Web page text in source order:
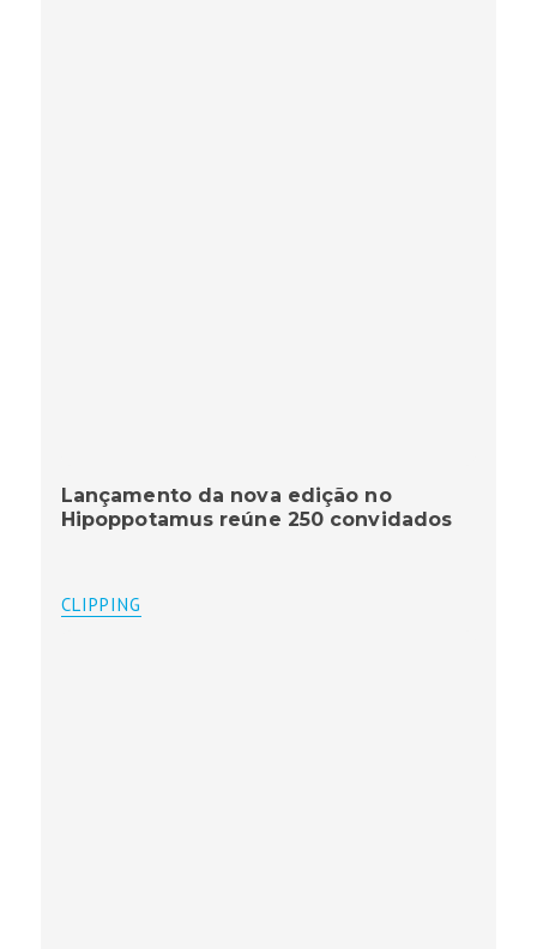
Lançamento da nova edição no
Hipoppotamus reúne 250 convidados
CLIPPING